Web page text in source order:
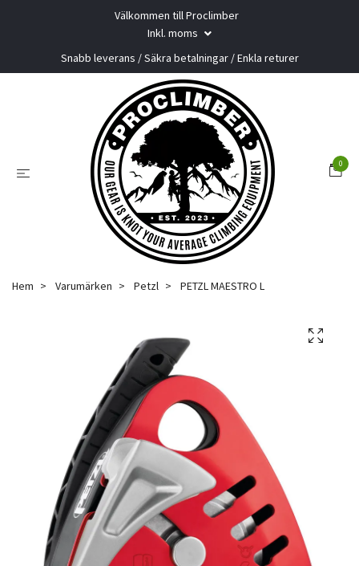
Välkommen till Proclimber
Inkl. moms
Snabb leverans / Säkra betalningar / Enkla returer
0
Hem Varumärken Petzl PETZL MAESTRO L